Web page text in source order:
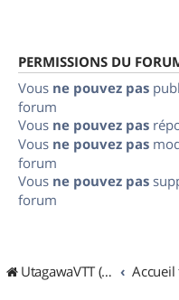
PERMISSIONS DU
Vous ne pouvez pas
forum
Vous ne pouvez pas
Vous ne pouvez pas
forum
Vous ne pouvez pas
forum
UtagawaVTT (Randos VTT et VTTAE avec traces GPS)